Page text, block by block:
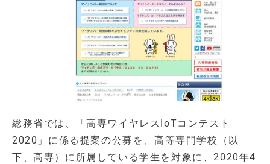
総務省では、「高専ワイヤレスIoTコンテスト
2020」に係る提案の公募を、高等専門学校（以
下、高専）に所属している学生を対象に、2020年4